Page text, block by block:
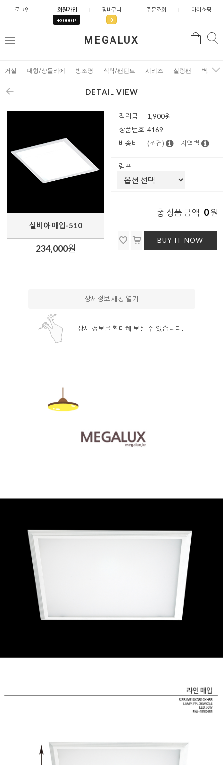
로그인 회원가입
+3000 P
장바구니
0
주문조회 마이쇼핑
MEGALUX
메
검
거실 대형/샹들리에 방조명 식탁/팬던트 시리즈 실링팬 벽조명
DETAIL VIEW
실비아 매입-510
234,000원
적립금
1,900원
상품번호 4169
배송비
(조건) 지역별
램프
총 상품 금액 0원
BUY IT NOW
상세정보 새창 열기
상세 정보를 확대해 보실 수 있습니다.